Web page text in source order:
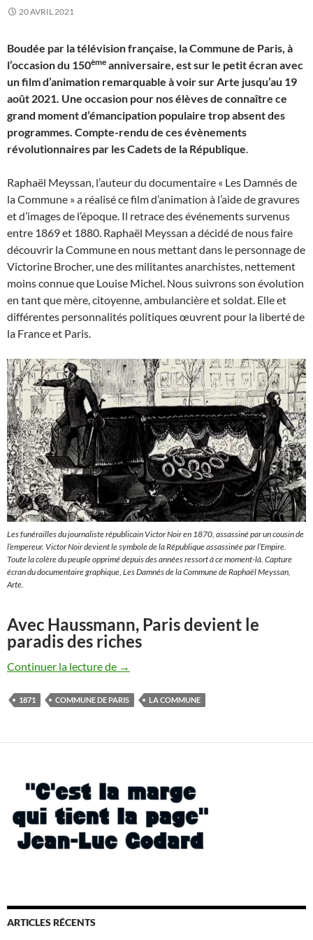
20 AVRIL 2021
Boudée par la télévision française, la Commune de Paris, à
l’occasion du 150ème anniversaire, est sur le petit écran avec
un film d’animation remarquable à voir sur Arte jusqu’au 19
août 2021. Une occasion pour nos élèves de connaître ce
grand moment d’émancipation populaire trop absent des
programmes. Compte-rendu de ces évènements
révolutionnaires par les Cadets de la République.
Raphaël Meyssan, l’auteur du documentaire « Les Damnés de
la Commune » a réalisé ce film d’animation à l’aide de gravures
et d’images de l’époque. Il retrace des événements survenus
entre 1869 et 1880. Raphaël Meyssan a décidé de nous faire
découvrir la Commune en nous mettant dans le personnage de
Victorine Brocher, une des militantes anarchistes, nettement
moins connue que Louise Michel. Nous suivrons son évolution
en tant que mère, citoyenne, ambulancière et soldat. Elle et
différentes personnalités politiques œuvrent pour la liberté de
la France et Paris.
Les funérailles du journaliste républicain Victor Noir en 1870, assassiné par un cousin de
l’empereur. Victor Noir devient le symbole de la République assassinée par l’Empire.
Toute la colère du peuple opprimé depuis des années ressort à ce moment-là. Capture
écran du documentaire graphique, Les Damnés de la Commune de Raphaël Meyssan,
Arte.
Avec Haussmann, Paris devient le
paradis des riches
Continuer la lecture de Les damnés de la Commune, un film
→
1871 COMMUNE DE PARIS LA COMMUNE
ARTICLES RÉCENTS